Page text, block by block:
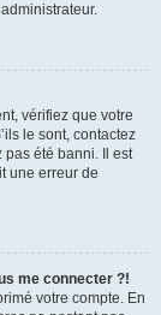
vérifiez que votre
le sont, contactez
pas été banni. Il est
une erreur de
me connecter ?!
votre compte. En